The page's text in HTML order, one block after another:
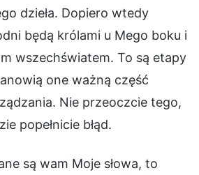
dzieła. Dopiero wtedy
będą królami u Mego boku i
wszechświatem. To są etapy
one ważną część
Nie przeoczcie tego,
popełnicie błąd.
są wam Moje słowa, to